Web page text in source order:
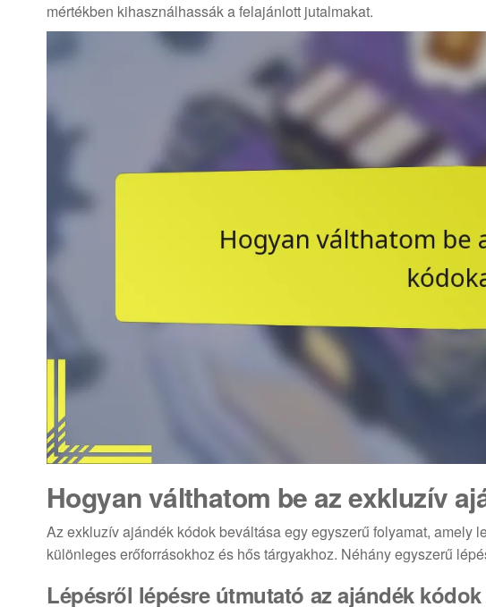
mértékben kihasználhassák a felajánlott jutalmakat.
Hogyan válthatom be az exkluzív
Az exkluzív ajándék kódok beváltása egy egyszerű folyamat, amely
különleges erőforrásokhoz és hős tárgyakhoz. Néhány egyszerű
Lépésről lépésre útmutató az ajándék